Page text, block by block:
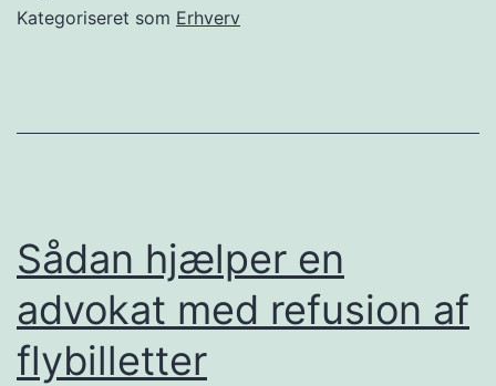
Kategoriseret som Erhverv
Sådan hjælper en
advokat med refusion af
flybilletter